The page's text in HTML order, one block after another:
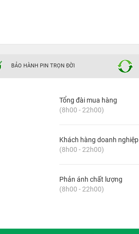
BẢO HÀNH PIN TRỌN ĐỜI
Tổng đài mua hàng
(8h00 - 22h00)
Khách hàng doanh nghiệp
(8h00 - 22h00)
Phản ánh chất lượng
(8h00 - 22h00)